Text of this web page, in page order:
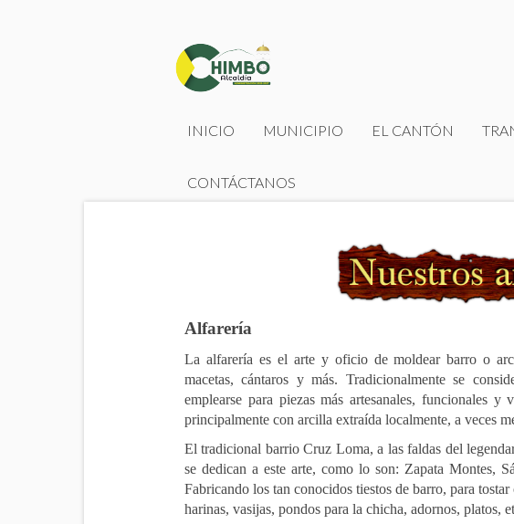
INICIO MUNICIPIO EL CANTÓN
CONTÁCTANOS
Alfarería
La alfarería es el arte y oficio de moldear barro o
macetas, cántaros y más. Tradicionalmente se
emplearse para piezas más artesanales, funcionales
principalmente con arcilla extraída localmente, a veces
El tradicional barrio Cruz Loma, a las faldas del
se dedican a este arte, como lo son: Zapata Montes,
Fabricando los tan conocidos tiestos de barro, para
harinas, vasijas, pondos para la chicha, adornos, platos,